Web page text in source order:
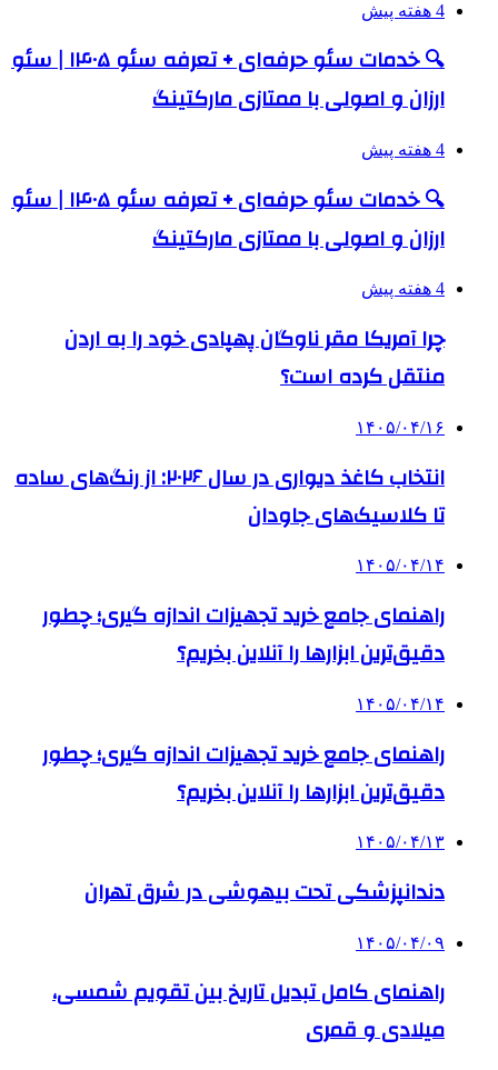
4 هفته پیش
🔍 خدمات سئو حرفه‌ای + تعرفه سئو ۱۴۰۵ | سئو
ارزان و اصولی با ممتازی مارکتینگ
4 هفته پیش
🔍 خدمات سئو حرفه‌ای + تعرفه سئو ۱۴۰۵ | سئو
ارزان و اصولی با ممتازی مارکتینگ
4 هفته پیش
چرا آمریکا مقر ناوگان پهپادی خود را به اردن
منتقل کرده است؟
۱۴۰۵/۰۴/۱۶
انتخاب کاغذ دیواری در سال ۲۰۲۶: از رنگ‌های ساده
تا کلاسیک‌های جاودان
۱۴۰۵/۰۴/۱۴
راهنمای جامع خرید تجهیزات اندازه گیری؛ چطور
دقیق‌ترین ابزارها را آنلاین بخریم؟
۱۴۰۵/۰۴/۱۴
راهنمای جامع خرید تجهیزات اندازه گیری؛ چطور
دقیق‌ترین ابزارها را آنلاین بخریم؟
۱۴۰۵/۰۴/۱۳
دندانپزشکی تحت بیهوشی در شرق تهران
۱۴۰۵/۰۴/۰۹
راهنمای کامل تبدیل تاریخ بین تقویم شمسی،
میلادی و قمری